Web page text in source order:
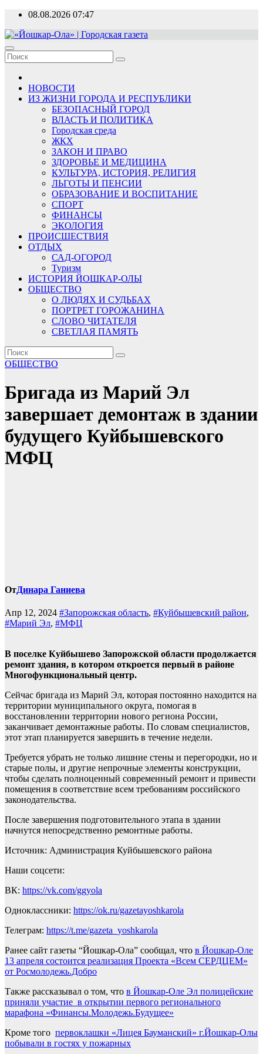
Перейти
содержимому
08.08.2026 07:47
«Йошкар-Ола» | Городская газета
Новости, события, люди
НОВОСТИ
ИЗ ЖИЗНИ ГОРОДА И РЕСПУБЛИКИ
БЕЗОПАСНЫЙ ГОРОД
ВЛАСТЬ И ПОЛИТИКА
Городская среда
ЖКХ
ЗАКОН И ПРАВО
ЗДОРОВЬЕ И МЕДИЦИНА
КУЛЬТУРА, ИСТОРИЯ, РЕЛИГИЯ
ЛЬГОТЫ И ПЕНСИИ
ОБРАЗОВАНИЕ И ВОСПИТАНИЕ
СПОРТ
ФИНАНСЫ
ЭКОЛОГИЯ
ПРОИСШЕСТВИЯ
ОТДЫХ
САД-ОГОРОД
Туризм
ИСТОРИЯ ЙОШКАР-ОЛЫ
ОБЩЕСТВО
О ЛЮДЯХ И СУДЬБАХ
ПОРТРЕТ ГОРОЖАНИНА
СЛОВО ЧИТАТЕЛЯ
СВЕТЛАЯ ПАМЯТЬ
ОБЩЕСТВО
Бригада из Марий Эл
завершает демонтаж в здании
будущего Куйбышевского
МФЦ
ОтДинара Ганиева
Апр 12, 2024 #Запорожская область, #Куйбышевский район,
#Марий Эл, #МФЦ
В поселке Куйбышево Запорожской области продолжается
ремонт здания, в котором откроется первый в районе
Многофункциональный центр.
Сейчас бригада из Марий Эл, которая постоянно находится на
территории муниципального округа, помогая в
восстановлении территории нового региона России,
заканчивает демонтажные работы. По словам специалистов,
этот этап планируется завершить в течение недели.
Требуется убрать не только лишние стены и перегородки, но и
старые полы, и другие непрочные элементы конструкции,
чтобы сделать полноценный современный ремонт и привести
помещения в соответствие всем требованиям российского
законодательства.
После завершения подготовительного этапа в здании
начнутся непосредственно ремонтные работы.
Источник: Администрация Куйбышевского района
Наши соцсети:
ВК: https://vk.com/ggyola
Одноклассники: https://ok.ru/gazetayoshkarola
Телеграм: https://t.me/gazeta_yoshkarola
Ранее сайт газеты “Йошкар-Ола” сообщал, что в Йошкар-Оле
13 апреля состоится реализация Проекта «Всем СЕРДЦЕМ»
от Росмолодежь.Добро
Также рассказывал о том, что в Йошкар-Оле Эл полицейские
приняли участие в открытии первого регионального
марафона «Финансы.Молодежь.Будущее»
Кроме того первоклашки «Лицея Бауманский» г.Йошкар-Олы
побывали в гостях у пожарных